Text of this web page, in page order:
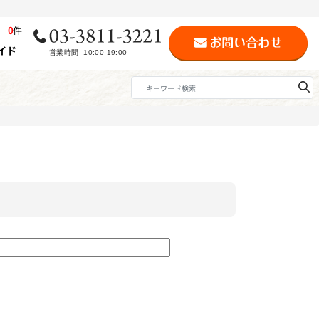
0件
ド